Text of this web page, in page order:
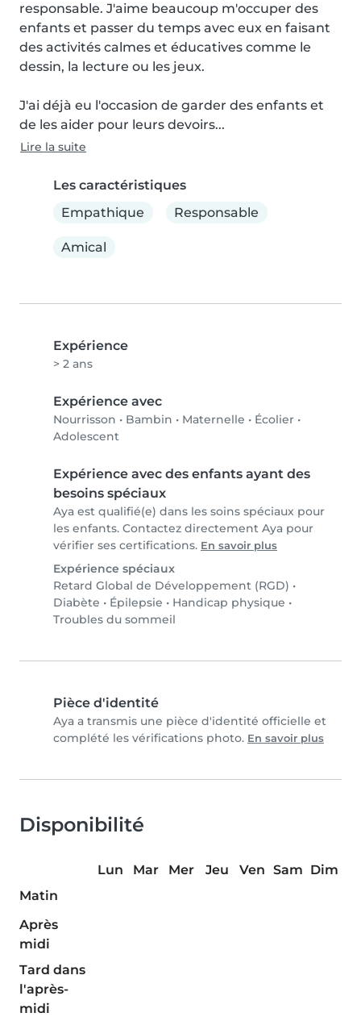
responsable. J'aime beaucoup m'occuper des
enfants et passer du temps avec eux en faisant
des activités calmes et éducatives comme le
dessin, la lecture ou les jeux.
J'ai déjà eu l'occasion de garder des enfants et
de les aider pour leurs devoirs...
Lire la suite
Les caractéristiques
Empathique
Responsable
Amical
Expérience
> 2 ans
Expérience avec
Nourrisson • Bambin • Maternelle • Écolier •
Adolescent
Expérience avec des enfants ayant des
besoins spéciaux
Aya est qualifié(e) dans les soins spéciaux pour
les enfants. Contactez directement Aya pour
vérifier ses certifications. En savoir plus
Expérience spéciaux
Retard Global de Développement (RGD) •
Diabète • Épilepsie • Handicap physique •
Troubles du sommeil
Pièce d'identité
Aya a transmis une pièce d'identité officielle et
complété les vérifications photo. En savoir plus
Disponibilité
Lun Mar Mer Jeu Ven Sam Dim
Matin
Après
midi
Tard dans
l'après-
midi